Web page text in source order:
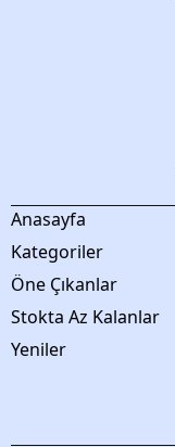
Anasayfa
Kategoriler
Öne Çıkanlar
Stokta Az Kalanlar
Yeniler